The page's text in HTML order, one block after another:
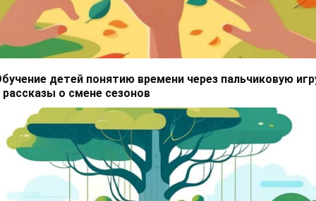
детей понятию времени через пальчиковую
рассказы о смене сезонов